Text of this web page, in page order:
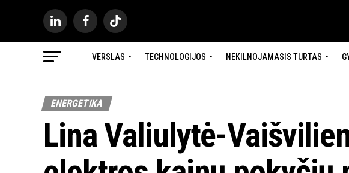
VERSLAS TECHNOLOGIJOS NEKILNOJAMASIS TURTAS
ENERGETIKA
Lina Valiulytė-